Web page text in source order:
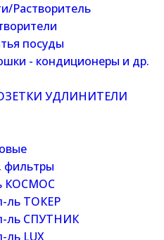
Растворитель
посуды
- кондиционеры и др.
УДЛИНИТЕЛИ
фильтры
КОСМОС
ль ТОКЕР
ль СПУТНИК
ль LUX